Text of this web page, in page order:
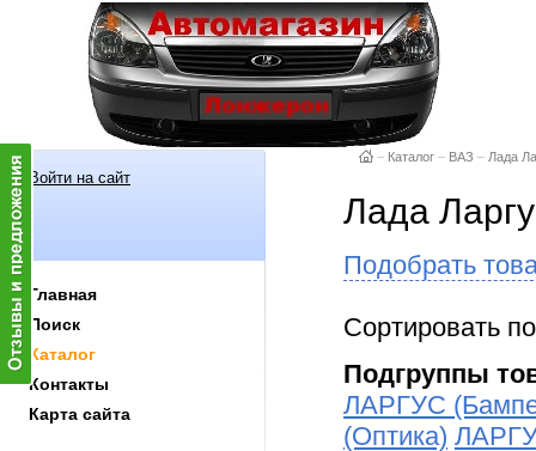
Войти на сайт
Главная
Поиск
Каталог
Контакты
Карта сайта
– Каталог – ВАЗ – Лада
Лада
Подобрать
Сортировать
Подгруппы
ЛАРГУС
(Оптика)